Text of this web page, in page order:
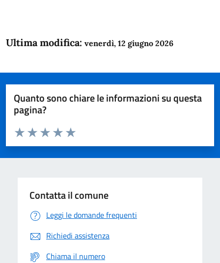
Ultima modifica: venerdì, 12 giugno 2026
Quanto sono chiare le informazioni su questa
pagina?
Domanda
Valuta da 1 a 5 stelle la pagina
Valuta 5 stelle su 5
Valuta 4 stelle su 5
Valuta 3 stelle su 5
Valuta 2 stelle su 5
Valuta 1 stelle su 5
Contatta il comune
Leggi le domande frequenti
Richiedi assistenza
Chiama il numero